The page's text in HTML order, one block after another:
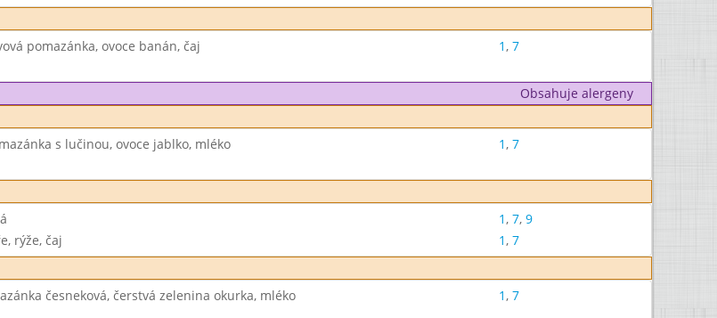
pomazánka, ovoce banán, čaj 1, 7
Obsahuje alergeny
s lučinou, ovoce jablko, mléko 1, 7
1, 7, 9
rýže, čaj 1, 7
česneková, čerstvá zelenina okurka, mléko 1, 7